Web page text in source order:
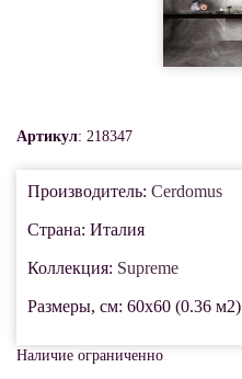
Артикул: 218347
Производитель: Cerdomus
Страна: Италия
Коллекция: Supreme
Размеры, см: 60x60 (0.36 м2)
Наличие ограниченно